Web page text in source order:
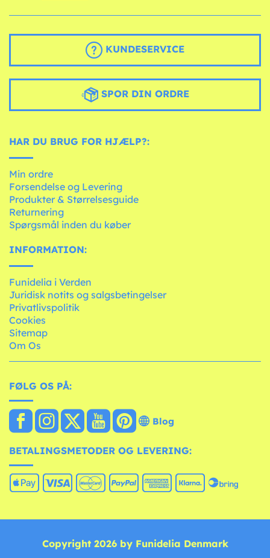
KUNDESERVICE
SPOR DIN ORDRE
HAR DU BRUG FOR HJÆLP?:
Min ordre
Forsendelse og Levering
Produkter & Størrelsesguide
Returnering
Spørgsmål inden du køber
INFORMATION:
Funidelia i Verden
Juridisk notits og salgsbetingelser
Privatlivspolitik
Cookies
Sitemap
Om Os
FØLG OS PÅ:
Blog
BETALINGSMETODER OG LEVERING:
Copyright 2026 by Funidelia Denmark